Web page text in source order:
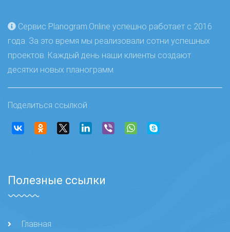
Сервис Planogram.Online успешно работает с 2016
года. За это время мы реализовали сотни успешных
проектов. Каждый день наши клиенты создают
десятки новых планограмм
Поделиться ссылкой
Полезные ссылки
Главная